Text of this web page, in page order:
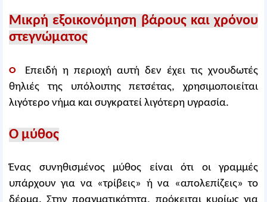
Μικρή εξοικονόμηση βάρους και χρόνου
στεγνώματος
○
Επειδή η περιοχή αυτή δεν έχει τις χνουδωτές
θηλιές της υπόλοιπης πετσέτας, χρησιμοποιείται
λιγότερο νήμα και συγκρατεί λιγότερη υγρασία.
Ο μύθος
Ένας συνηθισμένος μύθος είναι ότι οι γραμμές
υπάρχουν για να «τρίβεις» ή να «απολεπίζεις» το
δέρμα. Στην πραγματικότητα, πρόκειται κυρίως για